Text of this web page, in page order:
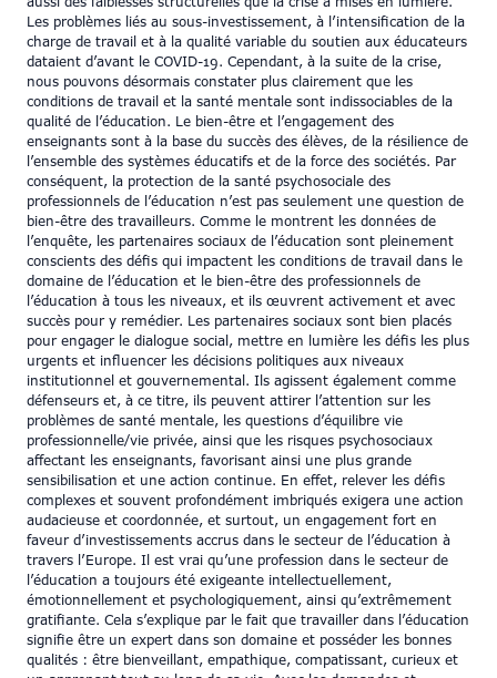
Les problèmes liés au sous-investissement, à l’intensification de la
charge de travail et à la qualité variable du soutien aux éducateurs
dataient d’avant le COVID-19. Cependant, à la suite de la crise,
nous pouvons désormais constater plus clairement que les
conditions de travail et la santé mentale sont indissociables de la
qualité de l’éducation. Le bien-être et l’engagement des
enseignants sont à la base du succès des élèves, de la résilience de
l’ensemble des systèmes éducatifs et de la force des sociétés. Par
conséquent, la protection de la santé psychosociale des
professionnels de l’éducation n’est pas seulement une question de
bien-être des travailleurs. Comme le montrent les données de
l’enquête, les partenaires sociaux de l’éducation sont pleinement
conscients des défis qui impactent les conditions de travail dans le
domaine de l’éducation et le bien-être des professionnels de
l’éducation à tous les niveaux, et ils œuvrent activement et avec
succès pour y remédier. Les partenaires sociaux sont bien placés
pour engager le dialogue social, mettre en lumière les défis les plus
urgents et influencer les décisions politiques aux niveaux
institutionnel et gouvernemental. Ils agissent également comme
défenseurs et, à ce titre, ils peuvent attirer l’attention sur les
problèmes de santé mentale, les questions d’équilibre vie
professionnelle/vie privée, ainsi que les risques psychosociaux
affectant les enseignants, favorisant ainsi une plus grande
sensibilisation et une action continue. En effet, relever les défis
complexes et souvent profondément imbriqués exigera une action
audacieuse et coordonnée, et surtout, un engagement fort en
faveur d’investissements accrus dans le secteur de l’éducation à
travers l’Europe. Il est vrai qu’une profession dans le secteur de
l’éducation a toujours été exigeante intellectuellement,
émotionnellement et psychologiquement, ainsi qu’extrêmement
gratifiante. Cela s’explique par le fait que travailler dans l’éducation
signifie être un expert dans son domaine et posséder les bonnes
qualités : être bienveillant, empathique, compatissant, curieux et